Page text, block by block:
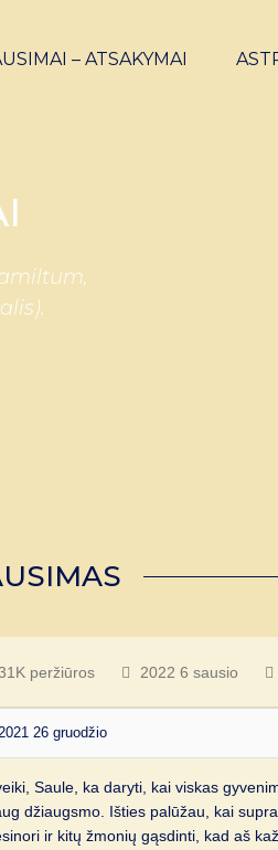
– ATSAKYMAI
peržiūros 2022 6 sausio
26 gruodžio
Saule, ka daryti, kai viskas
džiaugsmo. Išties palūžau, kai
ir kitų žmonių gąsdinti, kad aš